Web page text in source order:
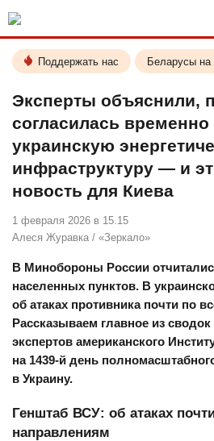
Поддержать нас Беларусы на
Эксперты объяснили,
согласилась временно
украинскую
инфраструктуру — и
новость для Киева
1 февраля 2026 в 15.15
Алеся Журавка / «Зеркало»
В Минобороны России
населенных пунктов. В
об атаках противника почти по
Рассказываем главное из
экспертов американского
на 1439-й день
в Украину.
Генштаб ВСУ: об атаках
направлениям